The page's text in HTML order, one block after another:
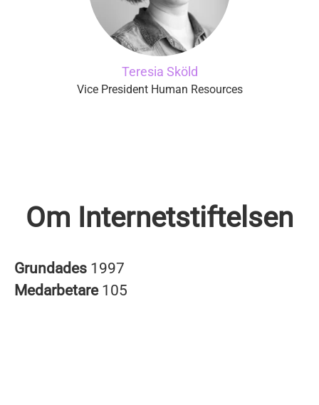
Teresia Sköld
Vice President Human Resources
Om Internetstiftelsen
Grundades 1997
Medarbetare 105